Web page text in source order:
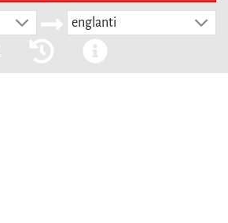
englanti